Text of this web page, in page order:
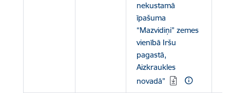
nekustamā
īpašuma
“Mazvidiņi” zemes
vienībā Iršu
pagastā,
Aizkraukles
novadā”